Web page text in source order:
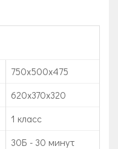
750x500x475
620х370х320
1 класс
30Б - 30 минут